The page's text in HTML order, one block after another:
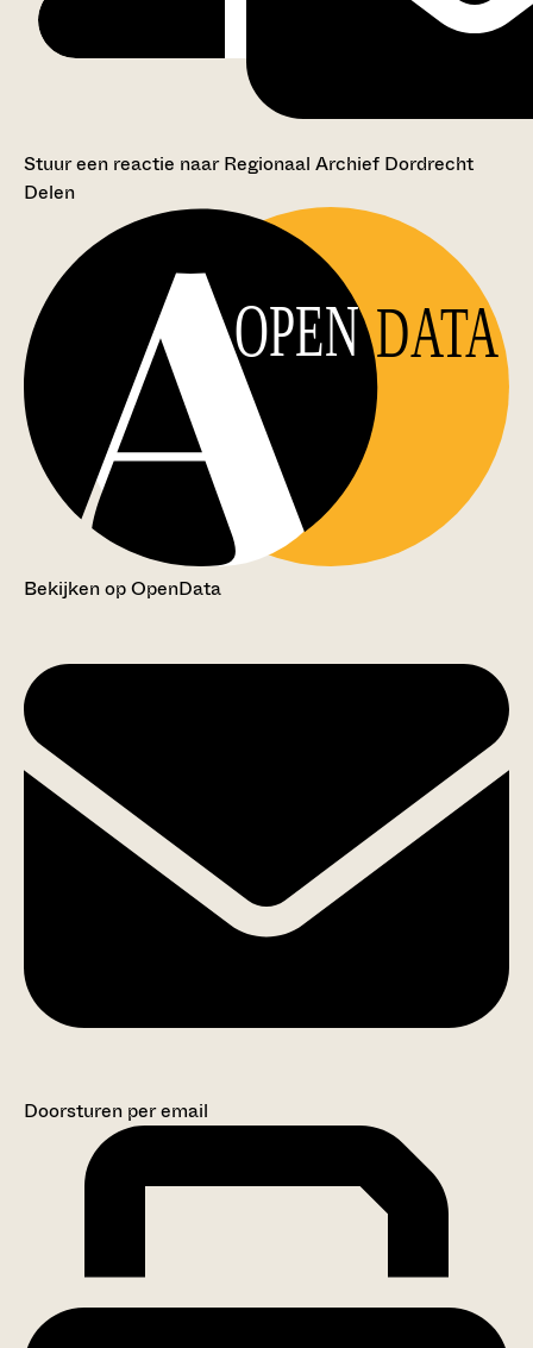
Stuur een reactie naar Regionaal Archief Dordrecht
Delen
OPEN DATA
Bekijken op OpenData
Doorsturen per email